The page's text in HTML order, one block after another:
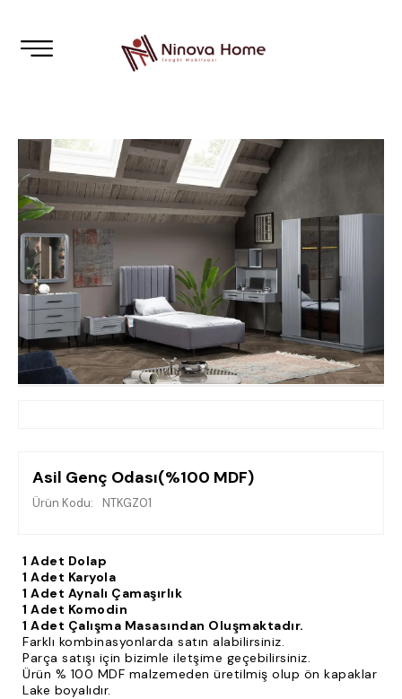
Asil Genç Odası(%100 MDF)
Ürün Kodu: NTKGZ01
1 Adet Dolap
1 Adet Karyola
1 Adet Aynalı Çamaşırlık
1 Adet Komodin
1 Adet Çalışma Masasından Oluşmaktadır.
Farklı kombinasyonlarda satın alabilirsiniz.
Parça satışı için bizimle iletşime geçebilirsiniz.
Ürün % 100 MDF malzemeden üretilmiş olup ön kapaklar
Lake boyalıdır.